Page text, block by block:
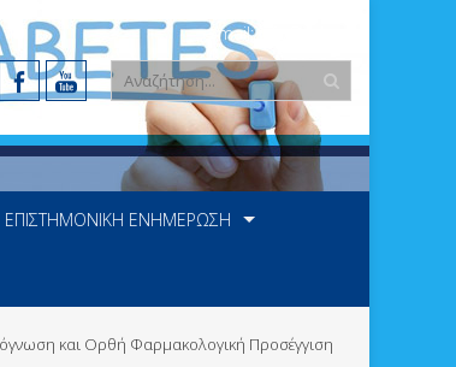
e-mail: info@ede.gr
ΕΠΙΣΤΗΜΟΝΙΚΉ ΕΝΗΜΈΡΩΣΗ
και Ορθή Φαρμακολογική Προσέγγιση